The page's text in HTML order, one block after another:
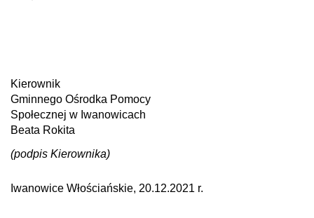
Kierownik
Gminnego Ośrodka Pomocy
Społecznej w Iwanowicach
Beata Rokita
(podpis Kierownika)
Iwanowice Włościańskie, 20.12.2021 r.